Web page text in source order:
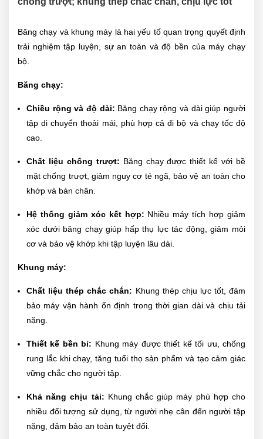
Băng chạy và khung máy là hai yếu tố quan trọng quyết định
trải nghiệm tập luyện, sự an toàn và độ bền của máy chạy
bộ.
Băng chạy:
Chiều rộng và độ dài: Băng chạy rộng và dài giúp người
tập di chuyển thoải mái, phù hợp cả đi bộ và chạy tốc độ
cao.
Chất liệu chống trượt: Băng chạy được thiết kế với bề
mặt chống trượt, giảm nguy cơ té ngã, bảo vệ an toàn cho
khớp và bàn chân.
Hệ thống giảm xóc kết hợp: Nhiều máy tích hợp giảm
xóc dưới băng chạy giúp hấp thụ lực tác động, giảm mỏi
cơ và bảo vệ khớp khi tập luyện lâu dài.
Khung máy:
Chất liệu thép chắc chắn: Khung thép chịu lực tốt, đảm
bảo máy vận hành ổn định trong thời gian dài và chịu tải
nặng.
Thiết kế bền bỉ: Khung máy được thiết kế tối ưu, chống
rung lắc khi chạy, tăng tuổi thọ sản phẩm và tạo cảm giác
vững chắc cho người tập.
Khả năng chịu tải: Khung chắc giúp máy phù hợp cho
nhiều đối tượng sử dụng, từ người nhẹ cân đến người tập
nặng, đảm bảo an toàn tuyệt đối.